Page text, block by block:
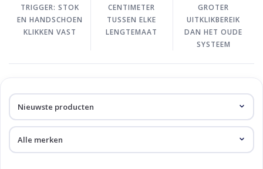
TRIGGER: STOK
EN HANDSCHOEN
KLIKKEN VAST
CENTIMETER
TUSSEN ELKE
LENGTEMAAT
GROTER
UITKLIKBEREIK
DAN HET OUDE
SYSTEEM